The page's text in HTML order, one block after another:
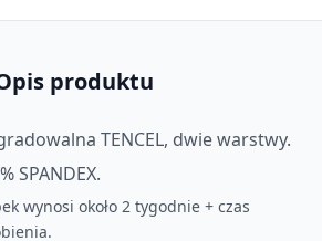
produktu
TENCEL, dwie warstwy.
SPANDEX.
wynosi około 2 tygodnie + czas